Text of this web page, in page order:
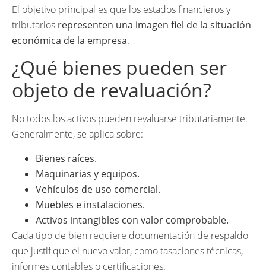
El objetivo principal es que los estados financieros y
tributarios representen una imagen fiel de la situación
económica de la empresa.
¿Qué bienes pueden ser
objeto de revaluación?
No todos los activos pueden revaluarse tributariamente.
Generalmente, se aplica sobre:
Bienes raíces.
Maquinarias y equipos.
Vehículos de uso comercial.
Muebles e instalaciones.
Activos intangibles con valor comprobable.
Cada tipo de bien requiere documentación de respaldo
que justifique el nuevo valor, como tasaciones técnicas,
informes contables o certificaciones.